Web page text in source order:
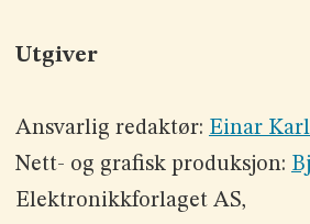
Utgiver
Ansvarlig redaktør: Einar
Nett- og grafisk produksjon:
Elektronikkforlaget AS,